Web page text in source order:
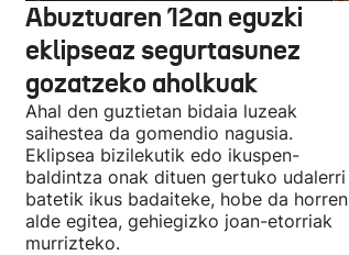
Abuztuaren 12an eguzki
eklipseaz segurtasunez
gozatzeko aholkuak
Ahal den guztietan bidaia luzeak
saihestea da gomendio nagusia.
Eklipsea bizilekutik edo ikuspen-
baldintza onak dituen gertuko udalerri
batetik ikus badaiteke, hobe da horren
alde egitea, gehiegizko joan-etorriak
murrizteko.